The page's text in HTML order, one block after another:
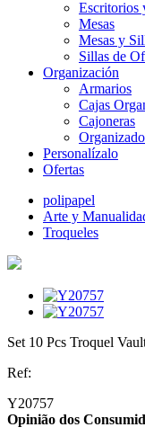
Escritorios
Mesas
Mesas y
Sillas de
Organización
Armarios
Cajas
Cajoneras
Personalízalo
Ofertas
polipapel
Arte y
Troqueles
Set 10 Pcs Troquel
Ref:
Y20757
Opinião dos